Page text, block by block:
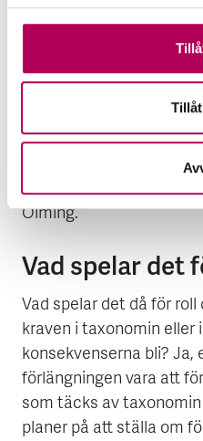
– Målet med den
snart kommer det
definiera aktiviteter som
nämligen inte så att en
för att den inte uppnår
är en vanlig
Olming.
Vad spelar det
Vad spelar det då för
kraven i taxonomin eller
konsekvenserna bli? Ja,
förlängningen vara att
som täcks av
planer på att ställa om